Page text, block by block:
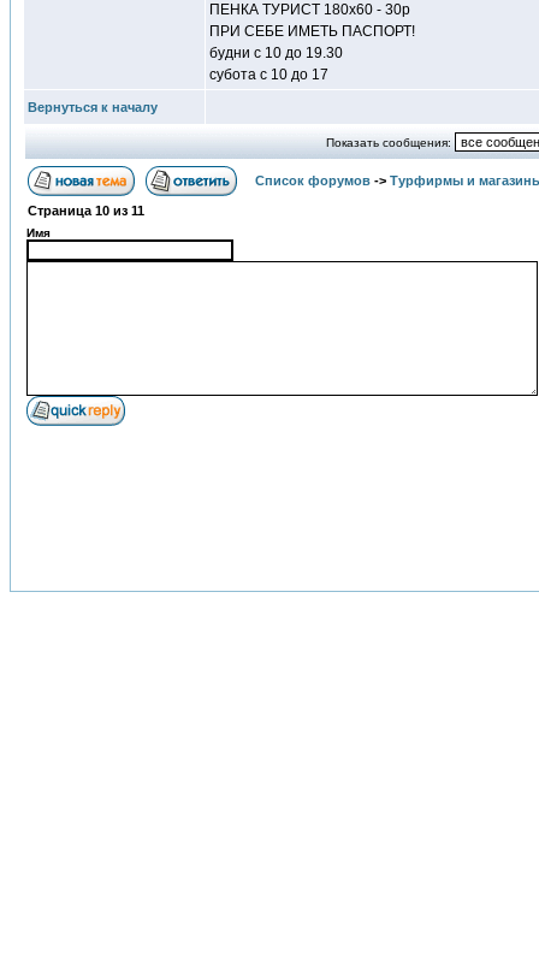
ПЕНКА ТУРИСТ 180х60 - 30р
ПРИ СЕБЕ ИМЕТЬ ПАСПОРТ!
будни с 10 до 19.30
субота с 10 до 17
Вернуться к началу
Показать сообщения:
Список форумов -> Турфирмы и
Страница 10 из 11
Имя